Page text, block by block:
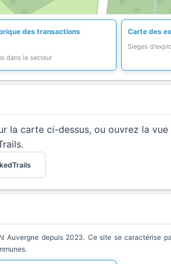
des transactions
dans le secteur
Carte des
Sieges
la carte ci-dessus, ou ouvrez la
Auvergne depuis 2023. Ce site se caractérise